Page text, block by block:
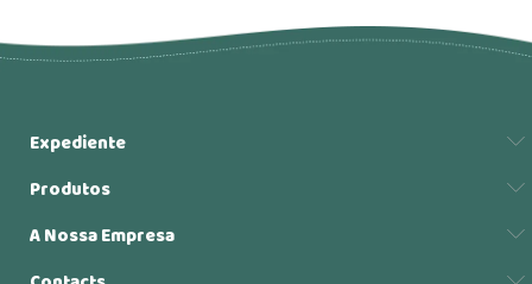
Expediente
Produtos
A Nossa Empresa